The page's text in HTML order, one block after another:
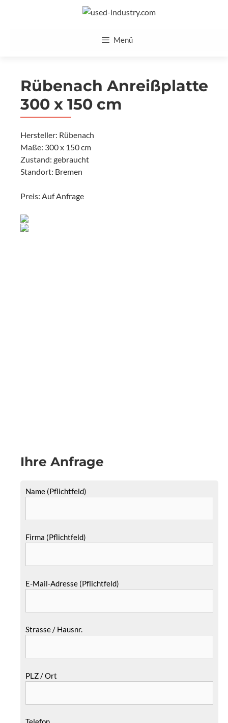
Menü
Rübenach Anreißplatte
300 x 150 cm
Hersteller: Rübenach
Maße: 300 x 150 cm
Zustand: gebraucht
Standort: Bremen
Preis: Auf Anfrage
Ihre Anfrage
Name (Pflichtfeld)
Firma (Pflichtfeld)
E-Mail-Adresse (Pflichtfeld)
Strasse / Hausnr.
PLZ / Ort